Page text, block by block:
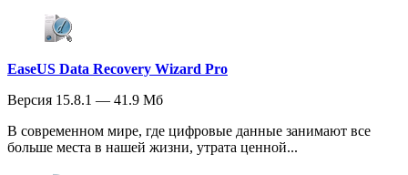
EaseUS Data Recovery Wizard Pro
Версия 15.8.1 — 41.9 Мб
В современном мире, где цифровые данные занимают все
больше места в нашей жизни, утрата ценной...